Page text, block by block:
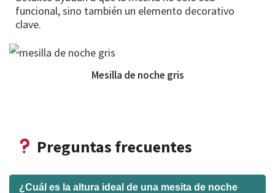
funcional, sino también un elemento decorativo
clave.
Mesilla de noche gris
Preguntas frecuentes
¿Cuál es la altura ideal de una mesita de noche